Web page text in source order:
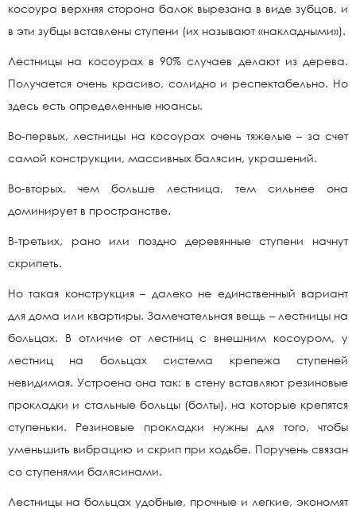
косоура верхняя сторона балок вырезана в виде зубцов, и
в эти зубцы вставлены ступени (их называют «накладными»).
Лестницы на косоурах в 90% случаев делают из дерева.
Получается очень красиво, солидно и респектабельно. Но
здесь есть определенные нюансы.
Во-первых, лестницы на косоурах очень тяжелые – за счет
самой конструкции, массивных балясин, украшений.
Во-вторых, чем больше лестница, тем сильнее она
доминирует в пространстве.
В-третьих, рано или поздно деревянные ступени начнут
скрипеть.
Но такая конструкция – далеко не единственный вариант
для дома или квартиры. Замечательная вещь – лестницы на
больцах. В отличие от лестниц с внешним косоуром, у
лестниц на больцах система крепежа ступеней
невидимая. Устроена она так: в стену вставляют резиновые
прокладки и стальные больцы (болты), на которые крепятся
ступеньки. Резиновые прокладки нужны для того, чтобы
уменьшить вибрацию и скрип при ходьбе. Поручень связан
со ступенями балясинами.
Лестницы на больцах удобные, прочные и легкие, экономят